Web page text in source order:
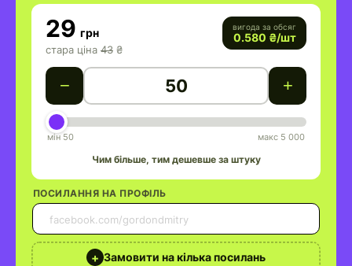
29 грн
стара ціна 43 ₴
вигода за обсяг
0.580 ₴/шт
− +
мін 50 макс 5 000
Чим більше, тим дешевше за штуку
ПОСИЛАННЯ НА ПРОФІЛЬ
50
+ Замовити на кілька посилань